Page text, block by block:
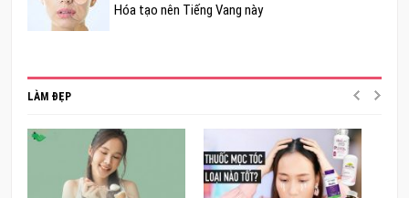
Hóa tạo nên Tiếng Vang này
LÀM ĐẸP